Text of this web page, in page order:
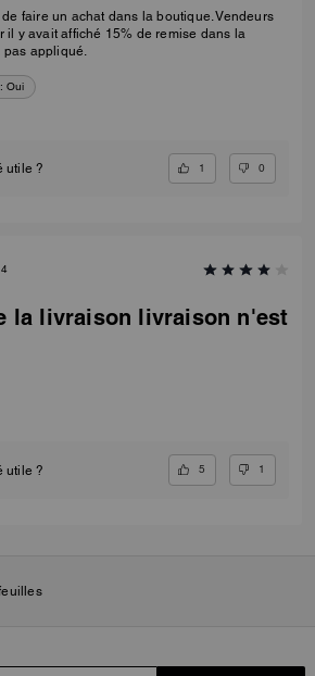
faire un achat dans la boutique. Vendeurs
pas appliqué.
Oui
utile ? 1 0
la livraison livraison n'est
utile ? 5 1